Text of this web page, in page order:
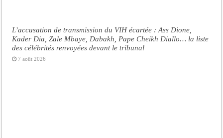
L’accusation de transmission du VIH écartée : Ass Dione,
Kader Dia, Zale Mbaye, Dabakh, Pape Cheikh Diallo… la liste
des célébrités renvoyées devant le tribunal
7 août 2026